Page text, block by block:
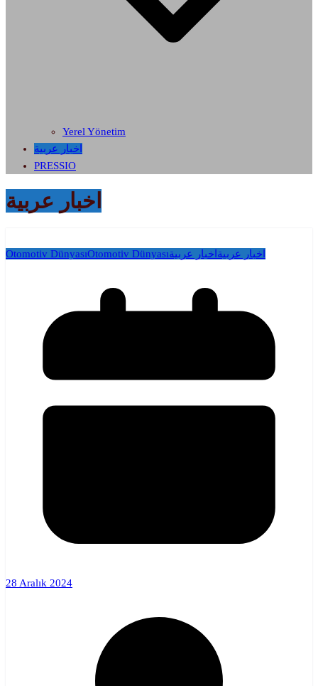
Yerel Yönetim
اخبار عربية
PRESSIO
اخبار عربية
Otomotiv DünyasıOtomotiv Dünyası اخبار عربية اخبار عربية
28 Aralık 2024